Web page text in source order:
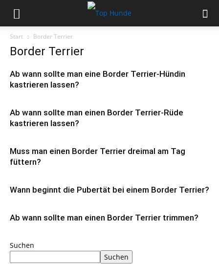
Start Border Terrier
Border Terrier
Ab wann sollte man eine Border Terrier-Hündin
kastrieren lassen?
Ab wann sollte man einen Border Terrier-Rüde
kastrieren lassen?
Muss man einen Border Terrier dreimal am Tag
füttern?
Wann beginnt die Pubertät bei einem Border Terrier?
Ab wann sollte man einen Border Terrier trimmen?
Suchen
Suchen